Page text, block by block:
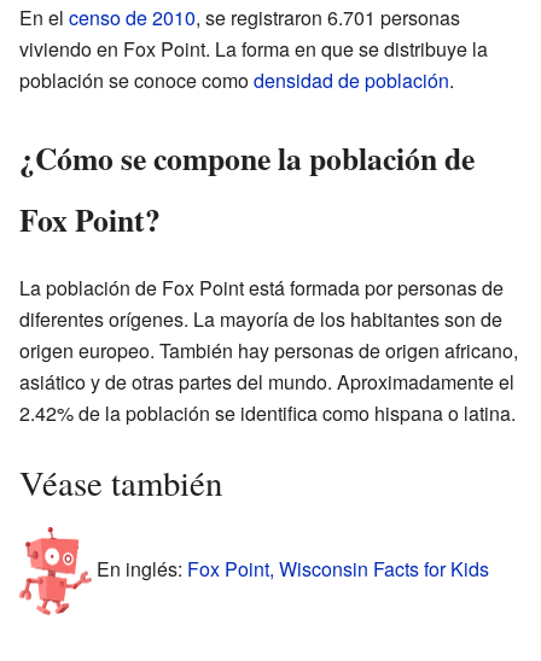
En el censo de 2010, se registraron 6.701 personas
viviendo en Fox Point. La forma en que se distribuye la
población se conoce comodensidad de población.
¿Cómo se compone la población de
Fox Point?
La población de Fox Point está formada por personas de
diferentes orígenes. La mayoría de los habitantes son de
origen europeo. También hay personas de origen africano,
asiático y de otras partes del mundo. Aproximadamente el
2.42% de la población se identifica como hispana o latina.
Véase también
En inglés: Fox Point, Wisconsin Facts for Kids